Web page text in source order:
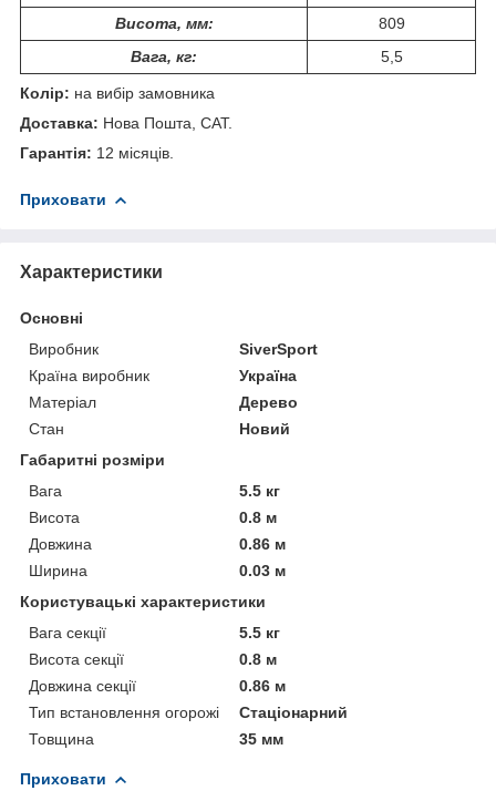
Висота, мм:
809
Вага, кг:
5,5
Колір: на вибір замовника
Доставка: Нова Пошта, САТ.
Гарантія: 12 місяців.
Приховати
Характеристики
Основні
Виробник
SiverSport
Країна виробник
Україна
Матеріал
Дерево
Стан
Новий
Габаритні розміри
Вага
5.5 кг
Висота
0.8 м
Довжина
0.86 м
Ширина
0.03 м
Користувацькі характеристики
Вага секції
5.5 кг
Висота секції
0.8 м
Довжина секції
0.86 м
Тип встановлення огорожі
Стаціонарний
Товщина
35 мм
Приховати